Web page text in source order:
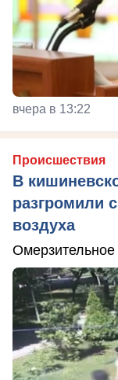
вчера в 13:22
Происшествия
В
разгромили
воздуха